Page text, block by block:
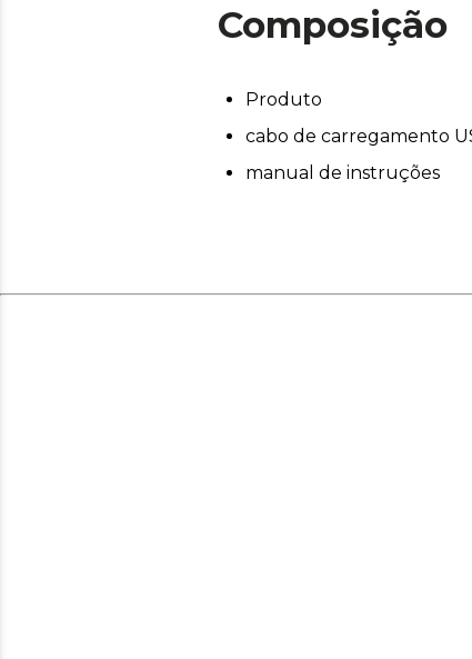
Composição
Produto
cabo de carregamento
manual de instruções